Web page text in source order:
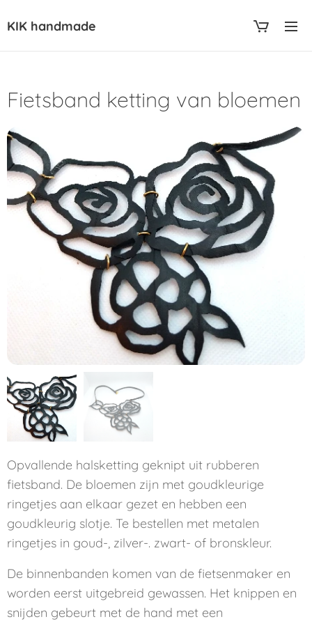
KIK handmade
Fietsband ketting van bloemen
Opvallende halsketting geknipt uit rubberen
fietsband. De bloemen zijn met goudkleurige
ringetjes aan elkaar gezet en hebben een
goudkleurig slotje. Te bestellen met metalen
ringetjes in goud-, zilver-. zwart- of bronskleur.
De binnenbanden komen van de fietsenmaker en
worden eerst uitgebreid gewassen. Het knippen en
snijden gebeurt met de hand met een